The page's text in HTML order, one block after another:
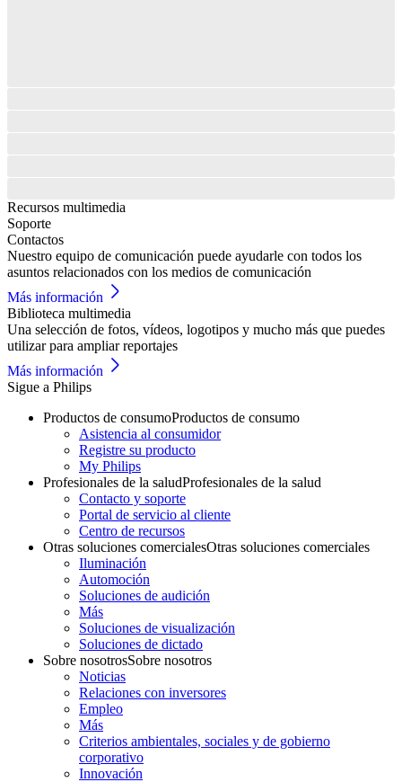
Recursos multimedia
Soporte
Contactos
Nuestro equipo de comunicación puede ayudarle con todos los
asuntos relacionados con los medios de comunicación
Más información
Biblioteca multimedia
Una selección de fotos, vídeos, logotipos y mucho más que puedes
utilizar para ampliar reportajes
Más información
Sigue a Philips
Productos de consumoProductos de consumo
Asistencia al consumidor
Registre su producto
My Philips
Profesionales de la saludProfesionales de la salud
Contacto y soporte
Portal de servicio al cliente
Centro de recursos
Otras soluciones comercialesOtras soluciones comerciales
Iluminación
Automoción
Soluciones de audición
Más
Soluciones de visualización
Soluciones de dictado
Sobre nosotrosSobre nosotros
Noticias
Relaciones con inversores
Empleo
Más
Criterios ambientales, sociales y de gobierno
corporativo
Innovación